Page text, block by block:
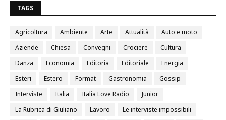
TAGS
Agricoltura Ambiente Arte Attualità
Auto e moto
Aziende
Chiesa Convegni Crociere
Cultura
Danza
Economia Editoria Editoriale
Energia
Esteri
Estero Format Gastronomia
Gossip
Interviste
Italia Italia Love Radio
Junior
La Rubrica di Giuliano
Lavoro
Le interviste impossibili